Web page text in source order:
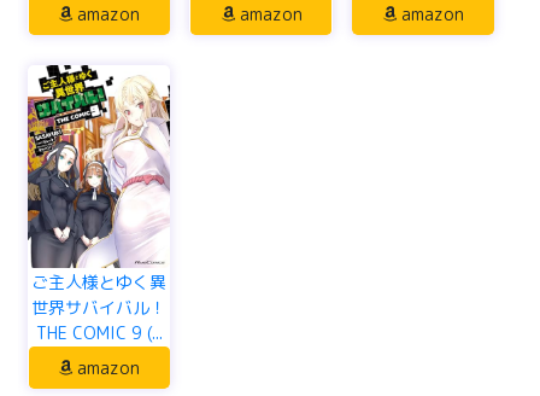
amazon
amazon
amazon
ご主人様とゆく異
世界サバイバル！
THE COMIC 9 (...
amazon